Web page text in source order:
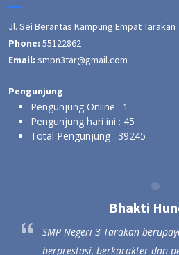
Jl. Sei Berantas Kampung Empat Tarakan
Phone: 55122862
Email: smpn3tar@gmail.com
Pengunjung
Pengunjung Online : 1
Pengunjung hari ini : 45
Total Pengunjung : 39245
Bhakti
SMP Negeri 3 Tarakan
berprestasi, berkarakter dan